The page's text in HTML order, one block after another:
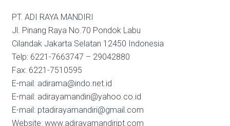
PT. ADI RAYA MANDIRI
Jl. Pinang Raya No.70 Pondok Labu
Cilandak Jakarta Selatan 12450 Indonesia
Telp: 6221-7663747 – 29042880
Fax: 6221-7510595
E-mail: adirama@indo.net.id
E-mail: adirayamandiri@yahoo.co.id
E-mail: ptadirayamandiri@gmail.com
Website: www.adirayamandiript.com